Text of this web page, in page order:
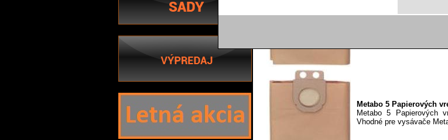
Metabo 5 Papierových
Vhodné pre ASR 2050,
Metabo 5 Papierových
Metabo 5 Papierových
Vhodné pre vysávače